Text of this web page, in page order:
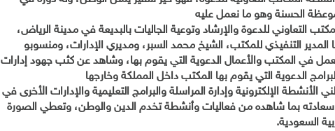
التعاوني للدعوة والإرشاد وتوعية الجاليات بالبديعة في مدينة الرياض،
المدير التنفيذي للمكتب، الشيخ محمد السبر، ومديري الإدارات، ومنسوبو
في المكتب والأعمال الدعوية التي يقوم بها، وشاهد عن كثب جهود إدارات
الأنشطة الإلكترونية وإدارة المراسلة والبرامج التعليمية والإدارات الأخرى في
بما شاهده من فعاليات وأنشطة تخدم الدين والوطن، وتعطي الصورة
السعودية.